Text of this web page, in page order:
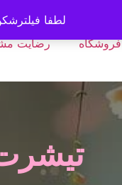
فروشگاه رضایت
لطفا